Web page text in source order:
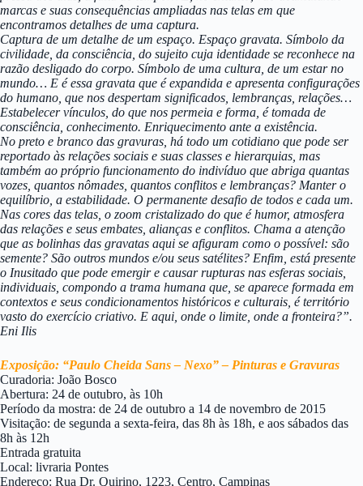
marcas e suas consequências ampliadas nas telas em que
encontramos detalhes de uma captura.
Captura de um detalhe de um espaço. Espaço gravata. Símbolo da
civilidade, da consciência, do sujeito cuja identidade se reconhece na
razão desligado do corpo. Símbolo de uma cultura, de um estar no
mundo… E é essa gravata que é expandida e apresenta configurações
do humano, que nos despertam significados, lembranças, relações…
Estabelecer vínculos, do que nos permeia e forma, é tomada de
consciência, conhecimento. Enriquecimento ante a existência.
No preto e branco das gravuras, há todo um cotidiano que pode ser
reportado às relações sociais e suas classes e hierarquias, mas
também ao próprio funcionamento do indivíduo que abriga quantas
vozes, quantos nômades, quantos conflitos e lembranças? Manter o
equilíbrio, a estabilidade. O permanente desafio de todos e cada um.
Nas cores das telas, o zoom cristalizado do que é humor, atmosfera
das relações e seus embates, alianças e conflitos. Chama a atenção
que as bolinhas das gravatas aqui se afiguram como o possível: são
semente? São outros mundos e/ou seus satélites? Enfim, está presente
o Inusitado que pode emergir e causar rupturas nas esferas sociais,
individuais, compondo a trama humana que, se aparece formada em
contextos e seus condicionamentos históricos e culturais, é território
vasto do exercício criativo. E aqui, onde o limite, onde a fronteira?”.
Eni Ilis
Exposição: “Paulo Cheida Sans – Nexo” – Pinturas e Gravuras
Curadoria: João Bosco
Abertura: 24 de outubro, às 10h
Período da mostra: de 24 de outubro a 14 de novembro de 2015
Visitação: de segunda a sexta-feira, das 8h às 18h, e aos sábados das
8h às 12h
Entrada gratuita
Local: livraria Pontes
Endereço: Rua Dr. Quirino, 1223, Centro, Campinas